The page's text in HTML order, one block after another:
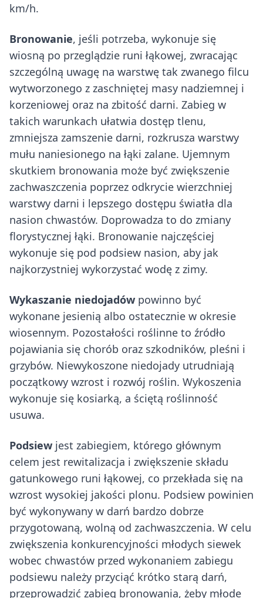
km/h.
Bronowanie, jeśli potrzeba, wykonuje się
wiosną po przeglądzie runi łąkowej, zwracając
szczególną uwagę na warstwę tak zwanego filcu
wytworzonego z zaschniętej masy nadziemnej i
korzeniowej oraz na zbitość darni. Zabieg w
takich warunkach ułatwia dostęp tlenu,
zmniejsza zamszenie darni, rozkrusza warstwy
mułu naniesionego na łąki zalane. Ujemnym
skutkiem bronowania może być zwiększenie
zachwaszczenia poprzez odkrycie wierzchniej
warstwy darni i lepszego dostępu światła dla
nasion chwastów. Doprowadza to do zmiany
florystycznej łąki. Bronowanie najczęściej
wykonuje się pod podsiew nasion, aby jak
najkorzystniej wykorzystać wodę z zimy.
Wykaszanie niedojadów powinno być
wykonane jesienią albo ostatecznie w okresie
wiosennym. Pozostałości roślinne to źródło
pojawiania się chorób oraz szkodników, pleśni i
grzybów. Niewykoszone niedojady utrudniają
początkowy wzrost i rozwój roślin. Wykoszenia
wykonuje się kosiarką, a ściętą roślinność
usuwa.
Podsiew jest zabiegiem, którego głównym
celem jest rewitalizacja i zwiększenie składu
gatunkowego runi łąkowej, co przekłada się na
wzrost wysokiej jakości plonu. Podsiew powinien
być wykonywany w darń bardzo dobrze
przygotowaną, wolną od zachwaszczenia. W celu
zwiększenia konkurencyjności młodych siewek
wobec chwastów przed wykonaniem zabiegu
podsiewu należy przyciąć krótko starą darń,
przeprowadzić zabieg bronowania, żeby młode